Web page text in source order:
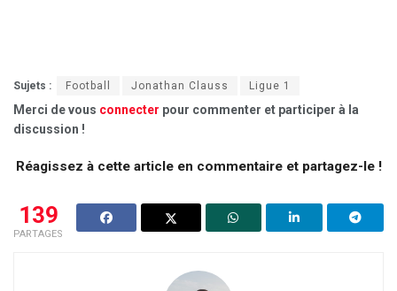
Sujets : Football Jonathan Clauss Ligue 1
Merci de vous connecter pour commenter et participer à la
discussion !
Réagissez à cette article en commentaire et partagez-le !
139
PARTAGES